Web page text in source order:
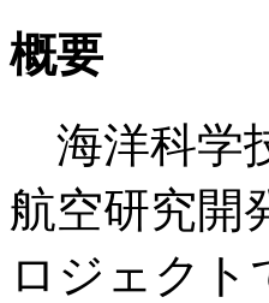
概要
海洋科学
航空研究開
ロジェク